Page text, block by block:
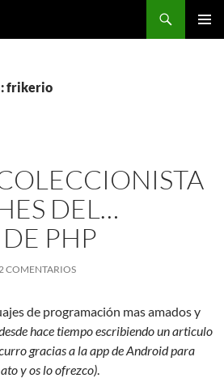
frikerio
DEL…
PHP
COMENTARIOS
de programación mas amados y
hace tiempo escribiendo un articulo
gracias a la app de Android para
y os lo ofrezco).